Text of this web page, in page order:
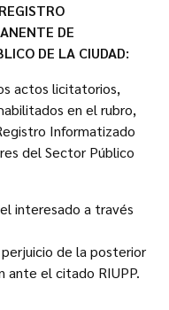
DE
DE LA CIUDAD:
actos licitatorios,
en el rubro,
Informatizado
del Sector Público
interesado a través
perjuicio de la posterior
ante el citado RIUPP.